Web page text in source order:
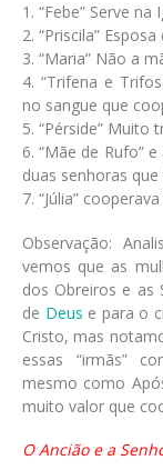
1. “Febe” Serve
2. “Priscila”
3. “Maria” Não a
4. “Trifena e
no sangue que
5. “Pérside” Muito
6. “Mãe de Rufo”
duas senhoras
7. “Júlia”
Observação:
vemos que as
dos Obreiros e as
de Deus e para o
Cristo, mas
essas “irmãs”
mesmo como
muito valor que
O Ancião e a